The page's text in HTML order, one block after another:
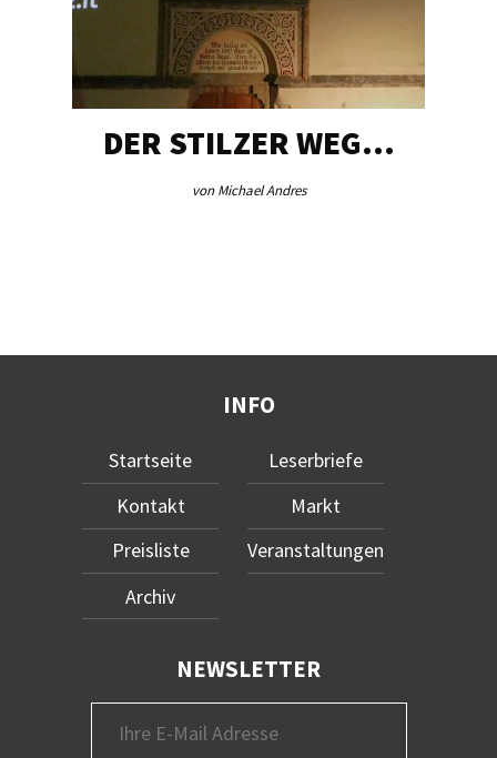
DER STILZER WEG…
von Michael Andres
INFO
Startseite
Kontakt
Preisliste
Archiv
Leserbriefe
Markt
Veranstaltungen
NEWSLETTER